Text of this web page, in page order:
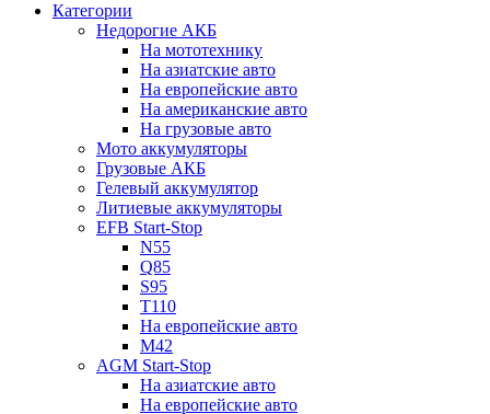
Категории
Недорогие АКБ
На мототехнику
На азиатские авто
На европейские авто
На американские авто
На грузовые авто
Мото аккумуляторы
Грузовые АКБ
Гелевый аккумулятор
Литиевые аккумуляторы
EFB Start-Stop
N55
Q85
S95
T110
На европейские авто
M42
AGM Start-Stop
На азиатские авто
На европейские авто